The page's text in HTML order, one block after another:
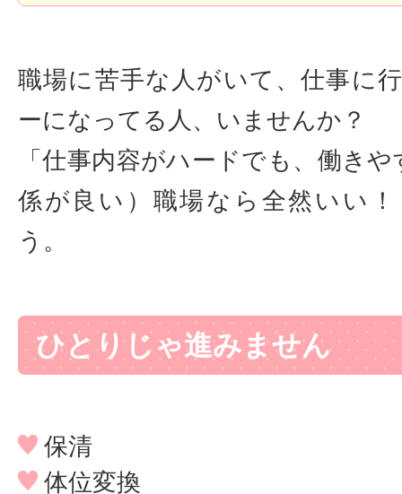
職場に苦手な人がいて、仕事に
ーになってる人、いませんか？
「仕事内容がハードでも、働き
係が良い）職場なら全然いい
う。
ひとりじゃ進みません
保清
体位変換